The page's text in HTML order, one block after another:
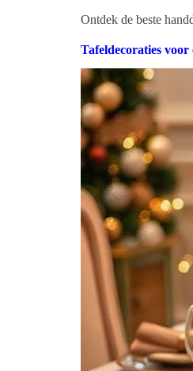
Ontdek de beste
Tafeldecoraties voor